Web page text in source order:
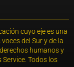
cuyo eje es una
del Sur y de la
humanos y
Todos los